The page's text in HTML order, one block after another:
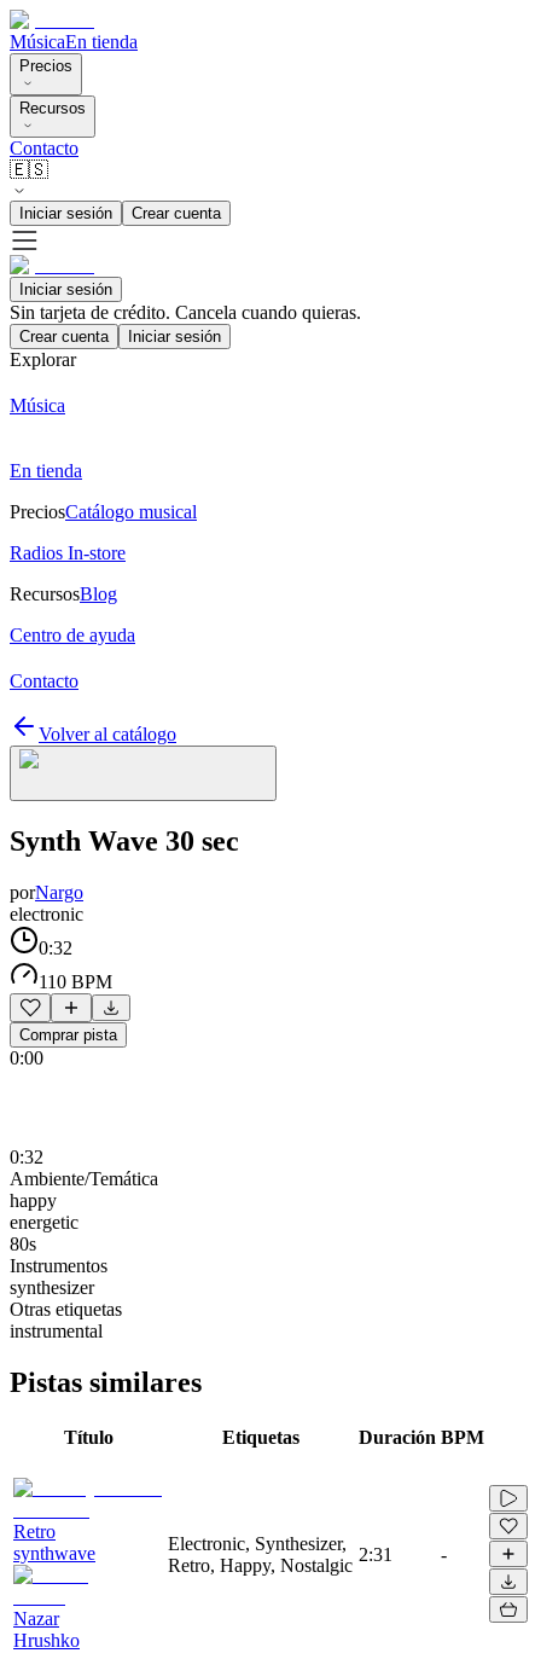
MúsicaEn tienda
Precios
Recursos
Contacto
🇪🇸
Iniciar sesión Crear cuenta
Iniciar sesión
Sin tarjeta de crédito. Cancela cuando quieras.
Crear cuenta Iniciar sesión
Explorar
Música
En tienda
PreciosCatálogo musical
Radios In-store
RecursosBlog
Centro de ayuda
Contacto
Volver al catálogo
Synth Wave 30 sec
porNargo
electronic
0:32
110 BPM
Comprar pista
0:00
0:32
Ambiente/Temática
happy
energetic
80s
Instrumentos
synthesizer
Otras etiquetas
instrumental
Pistas similares
Título Etiquetas Duración BPM
Retro
synthwave
Nazar
Hrushko
Electronic, Synthesizer,
Retro, Happy, Nostalgic
2:31 -